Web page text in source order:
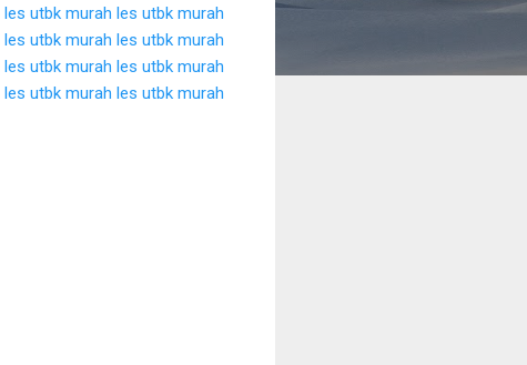
les utbk murah les utbk murah
les utbk murah les utbk murah
les utbk murah les utbk murah
les utbk murah les utbk murah